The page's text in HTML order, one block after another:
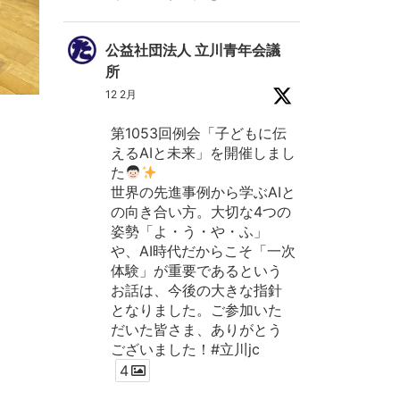
公益社団法人 立川青年会議
所
12 2月
第1053回例会「子どもに伝
えるAIと未来」を開催しまし
た
世界の先進事例から学ぶAIと
の向き合い方。大切な4つの
姿勢「よ・う・や・ふ」
や、AI時代だからこそ「一次
体験」が重要であるという
お話は、今後の大きな指針
となりました。ご参加いた
だいた皆さま、ありがとう
ございました！#立川jc
4